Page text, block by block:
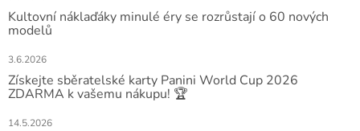
Kultovní náklaďáky minulé éry se rozrůstají o 60 nových
modelů
3.6.2026
Získejte sběratelské karty Panini World Cup 2026
ZDARMA k vašemu nákupu! 🏆
14.5.2026